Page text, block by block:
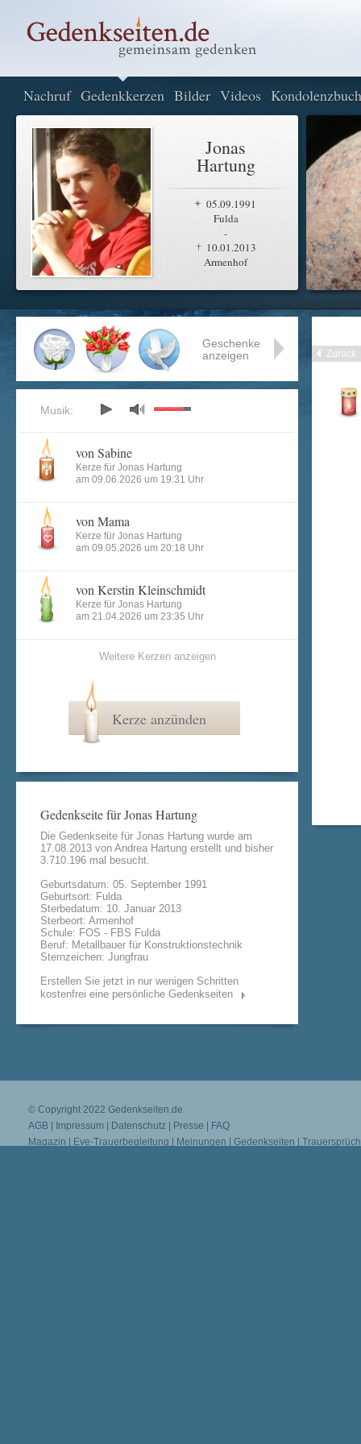
Nachruf Gedenkkerzen Bilder Videos Kondolenzbuch
Jonas
Hartung
05.09.1991
Fulda
-
10.01.2013
Armenhof
Zurück
Geschenke
anzeigen
Musik:
von Sabine
Kerze für Jonas Hartung
am 09.06.2026 um 19:31 Uhr
von Mama
Kerze für Jonas Hartung
am 09.05.2026 um 20:18 Uhr
von Kerstin Kleinschmidt
Kerze für Jonas Hartung
am 21.04.2026 um 23:35 Uhr
Weitere Kerzen anzeigen
Kerze anzünden
Gedenkseite für Jonas Hartung
Die Gedenkseite für Jonas Hartung wurde am
17.08.2013 von Andrea Hartung erstellt und bisher
3.710.196 mal besucht.
Geburtsdatum: 05. September 1991
Geburtsort: Fulda
Sterbedatum: 10. Januar 2013
Sterbeort: Armenhof
Schule: FOS - FBS Fulda
Beruf: Metallbauer für Konstruktionstechnik
Sternzeichen: Jungfrau
Erstellen Sie jetzt in nur wenigen Schritten
kostenfrei eine persönliche Gedenkseiten
© Copyright 2022 Gedenkseiten.de
AGB
Impressum Datenschutz Presse
FAQ
Magazin
Eve-Trauerbegleitung Meinungen Gedenkseiten